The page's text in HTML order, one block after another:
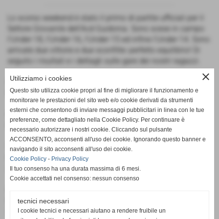
Lo scorso weekend è stato il primo di partite ufficiali per il
Settore Giovanile dell'Acd Guidonia. Sono scese in campo
l'Under-18, l'Under-16, l'Under-15 ed infine l'Under-14. Sono
arrivate due vittorie e due sconfitte: perfetto equilibrio! Di
seguito i risultati e i dettagli sulle gare dei nostri ragazzi.
GUIDONIA UNDER-18 - SETTEBAGNI 1-7
Marcatore:Cipollaro
GUIDONIA UNDER-16 - NOVA 7 1-5
Marcatore:
Finucci
VIS SUBIACO - GUIDONIA UNDER-15 2-5
Marcatori:Fantauzzi, Pazzaglini, Passaro, Cacchione,
Dominici
Marcatori:Aversano, Banfi, Aversano, Aversano, Ceciu,
Boufrah
close
Utilizziamo i cookies
Questo sito utilizza cookie propri al fine di migliorare il funzionamento e
monitorare le prestazioni del sito web e/o cookie derivati da strumenti
esterni che consentono di inviare messaggi pubblicitari in linea con le tue
preferenze, come dettagliato nella Cookie Policy. Per continuare è
necessario autorizzare i nostri cookie. Cliccando sul pulsante
ACCONSENTO, acconsenti all'uso dei cookie. Ignorando questo banner e
navigando il sito acconsenti all'uso dei cookie.
Cookie Policy - Privacy Policy
Il tuo consenso ha una durata massima di 6 mesi.
Cookie accettati nel consenso: nessun consenso
tecnici necessari
I cookie tecnici e necessari aiutano a rendere fruibile un